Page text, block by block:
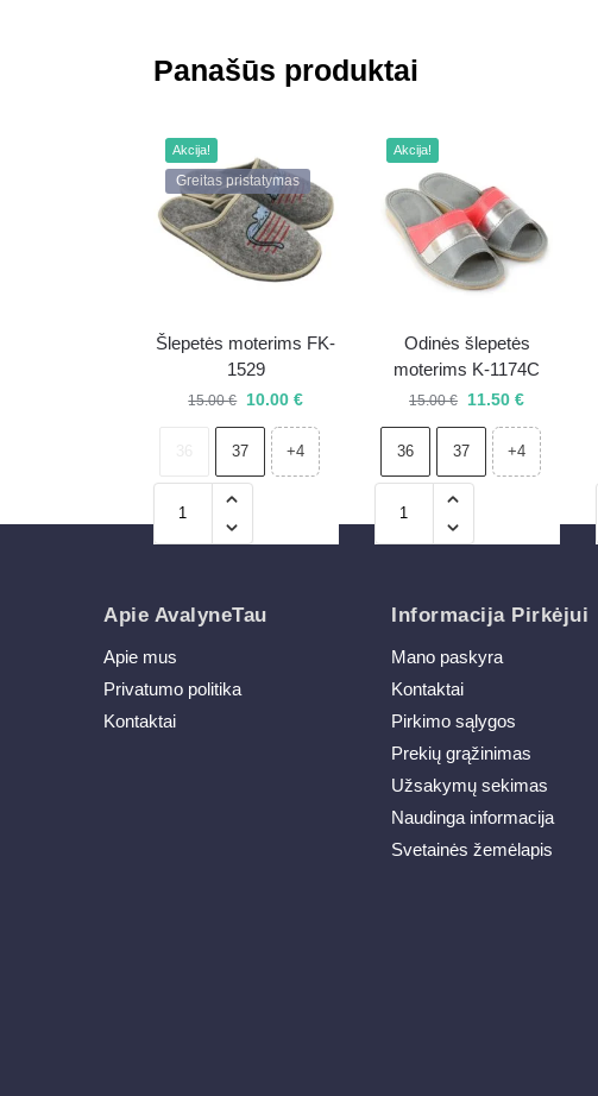
Panašūs produktai
Akcija!
Greitas pristatymas
Šlepetės moterims FK-
1529
15.00€ 10.00€
37 +4
Akcija!
Odinės šlepetės
moterims K-1174C
15.00€ 11.50€
36 37 +4
Apie AvalyneTau
Apie mus
Privatumo politika
Kontaktai
Informacija Pirkėjui
Mano paskyra
Kontaktai
Pirkimo sąlygos
Prekių grąžinimas
Užsakymų sekimas
Naudinga informacija
Svetainės žemėlapis